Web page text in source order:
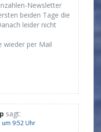
Newsletter
beiden Tage die
leider nicht
wieder per Mail
sagt:
9:52 Uhr